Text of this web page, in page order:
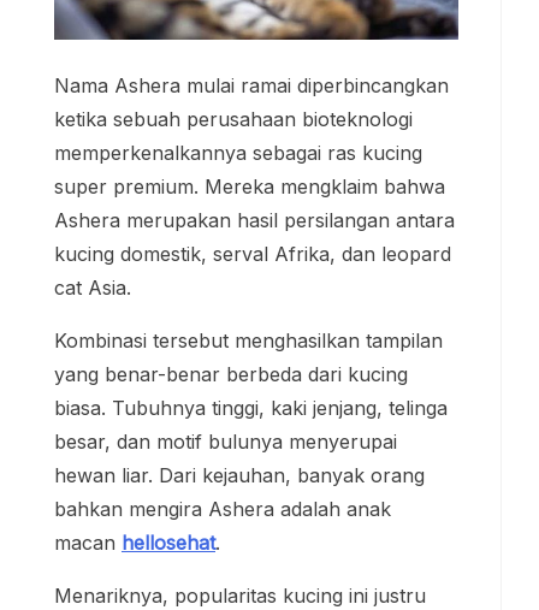
Nama Ashera mulai ramai diperbincangkan
ketika sebuah perusahaan bioteknologi
memperkenalkannya sebagai ras kucing
super premium. Mereka mengklaim bahwa
Ashera merupakan hasil persilangan antara
kucing domestik, serval Afrika, dan leopard
cat Asia.
Kombinasi tersebut menghasilkan tampilan
yang benar-benar berbeda dari kucing
biasa. Tubuhnya tinggi, kaki jenjang, telinga
besar, dan motif bulunya menyerupai
hewan liar. Dari kejauhan, banyak orang
bahkan mengira Ashera adalah anak
macan hellosehat.
Menariknya, popularitas kucing ini justru